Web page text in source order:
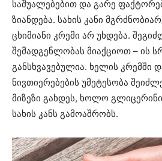
საშუალებებით და გარე
ზიანდება. სახის კანი
ცხიმიანი კრემი არ უხდება.
შემადგენლობას მიაქციოთ – ის
განსხვავებულია. ხელის კრემში
ნივთიერებების უმეტესობა
მიზეზი გახდეს, ხოლო
სახის კანს გამოაშრობს.